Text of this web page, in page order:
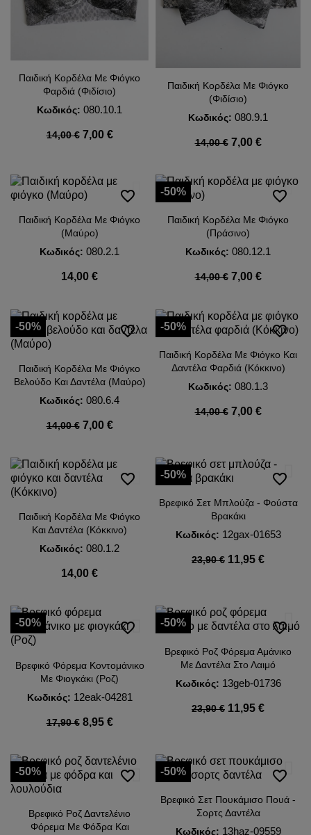
Παιδική Κορδέλα Με Φιόγκο
Φαρδιά (Φιδίσιο)
Κωδικός: 080.10.1
14,00 € 7,00 €
Παιδική Κορδέλα Με Φιόγκο
(Φιδίσιο)
Κωδικός: 080.9.1
14,00 € 7,00 €
Παιδική Κορδέλα Με Φιόγκο
(Μαύρο)
Κωδικός: 080.2.1
14,00 €
favorite_border
Παιδική Κορδέλα Με Φιόγκο
(Πράσινο)
Κωδικός: 080.12.1
14,00 € 7,00 €
-50% favorite_border
Παιδική Κορδέλα Με Φιόγκο
Βελούδο Και Δαντέλα (Μαύρο)
Κωδικός: 080.6.4
14,00 € 7,00 €
-50% favorite_border
Παιδική Κορδέλα Με Φιόγκο Και
Δαντέλα Φαρδιά (Κόκκινο)
Κωδικός: 080.1.3
14,00 € 7,00 €
-50% favorite_border
Παιδική Κορδέλα Με Φιόγκο
Και Δαντέλα (Κόκκινο)
Κωδικός: 080.1.2
14,00 €
favorite_border
Βρεφικό Σετ Μπλούζα - Φούστα
Βρακάκι
Κωδικός: 12gax-01653
23,90 € 11,95 €
-50% favorite_border
Βρεφικό Φόρεμα Κοντομάνικο
Με Φιογκάκι (Ροζ)
Κωδικός: 12eak-04281
17,90 € 8,95 €
-50% favorite_border
Βρεφικό Ροζ Φόρεμα Αμάνικο
Με Δαντέλα Στο Λαιμό
Κωδικός: 13geb-01736
23,90 € 11,95 €
-50% favorite_border
Βρεφικό Ροζ Δαντελένιο
Φόρεμα Με Φόδρα Και
-50% favorite_border
Βρεφικό Σετ Πουκάμισο Πουά -
Σορτς Δαντέλα
Κωδικός: 13haz-09559
-50% favorite_border